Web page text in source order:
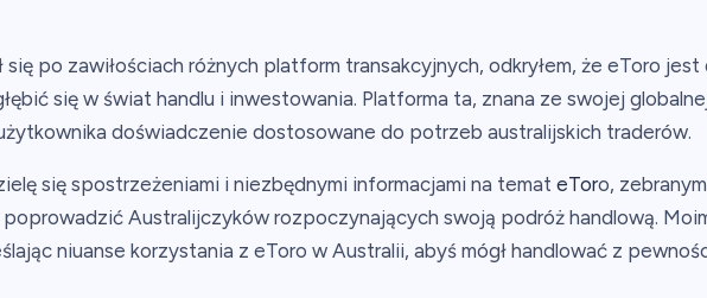
po zawiłościach różnych platform transakcyjnych, odkryłem, że eToro jest
się w świat handlu i inwestowania. Platforma ta, znana ze swojej
doświadczenie dostosowane do potrzeb australijskich traderów.
się spostrzeżeniami i niezbędnymi informacjami na temat eToro,
Australijczyków rozpoczynających swoją podróż handlową.
niuanse korzystania z eToro w Australii, abyś mógł handlować z